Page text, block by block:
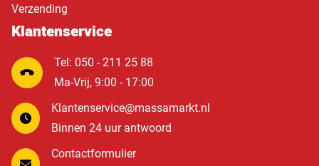
Verzending
Klantenservice
Tel: 050 - 211 25 88
Ma-Vrij, 9:00 - 17:00
Klantenservice@massamarkt.nl
Binnen 24 uur antwoord
Contactformulier